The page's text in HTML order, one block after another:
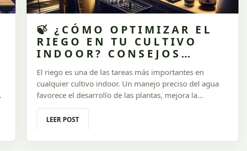
🍃 ¿CÓMO OPTIMIZAR EL
RIEGO EN TU CULTIVO
INDOOR? CONSEJOS
PLANTAS SALUDABLES 🌱
El riego es una de las tareas más importantes en
cualquier cultivo indoor. Un manejo preciso del agua
favorece el desarrollo de las plantas, mejora la
absorción de nutrientes y maximiza la calidad de la
cosecha. Sin embargo, no todos los sistemas de riego
son iguales, y errores como el exceso o la falta de agua
pueden comprometer seriamente tus plantas. En esta
LEER POST